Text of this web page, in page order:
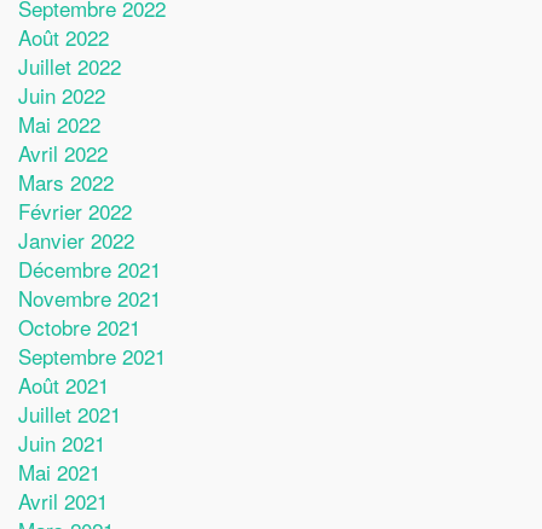
Septembre 2022
Août 2022
Juillet 2022
Juin 2022
Mai 2022
Avril 2022
Mars 2022
Février 2022
Janvier 2022
Décembre 2021
Novembre 2021
Octobre 2021
Septembre 2021
Août 2021
Juillet 2021
Juin 2021
Mai 2021
Avril 2021